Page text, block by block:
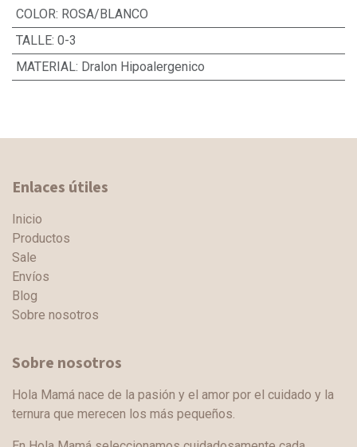
COLOR: ROSA/BLANCO
TALLE: 0-3
MATERIAL: Dralon Hipoalergenico
Enlaces útiles
Inicio
Productos
Sale
Envíos
Blog
Sobre nosotros
Sobre nosotros
Hola Mamá nace de la pasión y el amor por el cuidado y la
ternura que merecen los más pequeños.